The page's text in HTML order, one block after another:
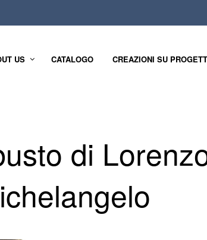
US CATALOGO CREAZIONI SU
di